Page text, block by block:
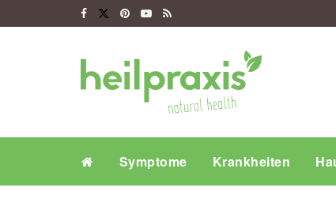
Symptome Krankheiten